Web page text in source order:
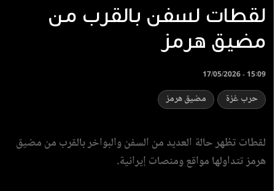
لقطات لسفن بالقرب من
مضيق هرمز
17/05/2026 - 15:09
حرب غزة مضيق هرمز
لقطات تظهر حالة العديد من السفن والبواخر بالقرب من مضيق
هرمز تتداولها مواقع ومنصات إيرانية.